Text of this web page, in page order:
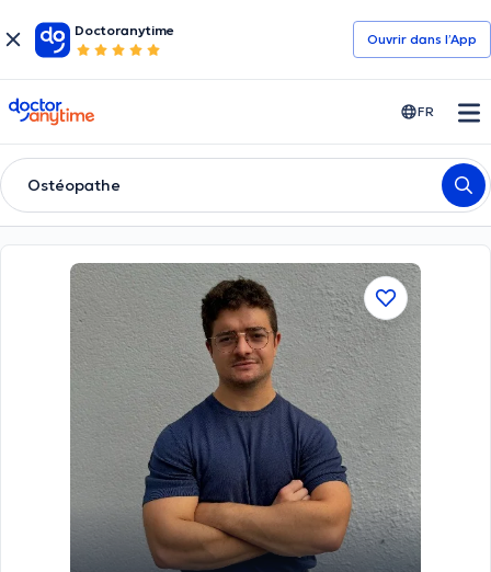
Doctoranytime
Ouvrir dans l’App
doctoranytime FR
Ostéopathe